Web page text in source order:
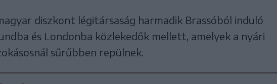
diszkont légitársaság harmadik Brassóból induló
és Londonba közlekedők mellett, amelyek a nyári
sűrűbben repülnek.